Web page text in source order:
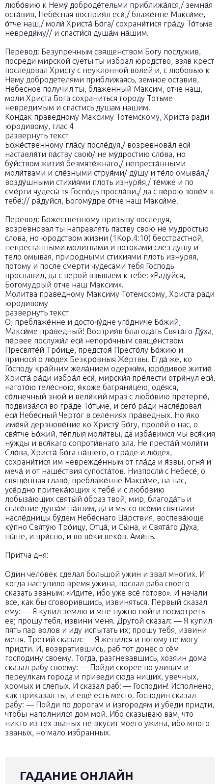
любо́вию к Нему́ доброде́тельми приближа́яся,/ земна́я
оста́вив, Небе́сная восприя́л еси́,/ блаже́нне Макси́ме,
о́тче наш,/ моли́ Христа́ Бо́га/ сохрани́тися гра́ду То́тьме
невреди́му// и спасти́ся душа́м на́шим.
Перевод: Безупречным священством Богу послужив,
посреди мирской суеты ты избрал юродство, взяв крест
последовал Христу с неуклонной волей и, с любовью к
Нему добродетелями приближаясь, земное оставив,
Небесное получил ты, блаженный Максим, отче наш,
моли Христа Бога сохраниться городу Тотьме
невредимым и спастись душам нашим.
Кондак праведному Максиму Тотемскому, Христа ради
юродивому, глас 4
развернуть текст
Боже́ственному гла́су после́дуя,/ возревнова́л еси́
наставля́ти па́ству свою́/ не му́дростию сло́ва, но
бу́йством жития́ безмяте́жнаго,/ непреста́нными
моли́твами и сле́зными струя́ми/ ду́шу и те́ло омыва́я,/
возду́шными стихи́ями плоть изнуря́я,/ те́мже и по
сме́рти чудесы́ тя Госпо́дь просла́ви,/ да с ве́рою зове́м к
тебе́:// ра́дуйся, Богому́дре о́тче наш Макси́ме.
Перевод: Божественному призыву последуя,
возревновал ты направлять паству свою не мудростью
слова, но юродством жизни (1Кор.4:10) бесстрастной,
непрестанными молитвами и потоками слез душу и
тело омывая, природными стихиями плоть изнуряя,
потому и после смерти чудесами тебя Господь
прославил, да с верой взываем к тебе: «Радуйся,
Богомудрый отче наш Максим».
Молитва праведному Максиму Тотемскому, Христа ради
юродивому
развернуть текст
О, преблаже́нне и досточу́дне уго́дниче Бо́жий,
Макси́ме пра́ведный! Восприя́в благода́ть Свята́го Ду́ха,
пе́рвее послужи́л еси́ непоро́чным свяще́нством
Пресвяте́й Тро́ице, предстоя́ Престо́лу Бо́жию и
принося́ о лю́дех Безкро́вныя Же́ртвы. Егда́ же, ко
Го́споду кра́йним жела́нием одержи́м, юро́дивое житие́
Христа́ ра́ди избра́л еси́, мирски́я пре́лести отри́нул еси́,
нагото́ю теле́сною, я́коже багряни́цею, оде́яся,
со́лнечный зной и вели́кий мраз с любо́вию претерпе́,
подвиза́яся во гра́де То́тьме, и сего́ ра́ди насле́довал
еси́ Небе́сный Черто́г в селе́ниях пра́ведных. Но я́ко
име́яй дерзнове́ние ко Христу́ Бо́гу, проле́й о нас, о
свя́тче Бо́жий, те́плыя моли́твы, да изба́вимся мы вся́кия
ну́жды и вся́каго сопроти́внаго зла. Не преста́й моли́ти
Сло́ва, Христа́ Бо́га на́шего, о гра́де и лю́дех,
сохрани́тися им неврежде́нным от гла́да и я́звы, огня́ и
меча́ и от наше́ствия супоста́тов. Низпосли́ с Небесе́, о
свяще́нная главо́, преблаже́нне Макси́ме, на нас,
усе́рдно притека́ющих к тебе́ и с любо́вию
лобыза́ющих святы́й о́браз твой, мир, благода́ть и
спасе́ние душа́м на́шим, да и мы со все́ми святы́ми
насле́дницы бу́дем Небе́снаго Ца́рствия, воспева́юще
ку́пно Святу́ю Тро́ицу, Отца́, и Сы́на, и Свята́го Ду́ха,
ны́не, и при́сно, и во ве́ки веко́в. Ами́нь.
Притча дня:
Один человек сделал большой ужин и звал многих. И
когда наступило время ужина, послал раба своего
сказать званым: «Идите, ибо уже всё готово». И начали
все, как бы сговорившись, извиняться. Первый сказал
ему: — Я купил землю и мне нужно пойти посмотреть
её; прошу тебя, извини меня. Другой сказал: — Я купил
пять пар волов и иду испытать их; прошу тебя, извини
меня. Третий сказал: — Я женился и потому не могу
придти. И, возвратившись, раб тот донёс о сём
господину своему. Тогда, разгневавшись, хозяин дома
сказал рабу своему: — Пойди скорее по улицам и
переулкам города и приведи сюда нищих, увечных,
хромых и слепых. И сказал раб: — Господин! Исполнено,
как приказал ты, и ещё есть место. Господин сказал
рабу: — Пойди по дорогам и изгородям и убеди придти,
чтобы наполнился дом мой. Ибо сказываю вам, что
никто из тех званых не вкусит моего ужина, ибо много
званых, но мало избранных.
ГАДАНИЕ ОНЛАЙН